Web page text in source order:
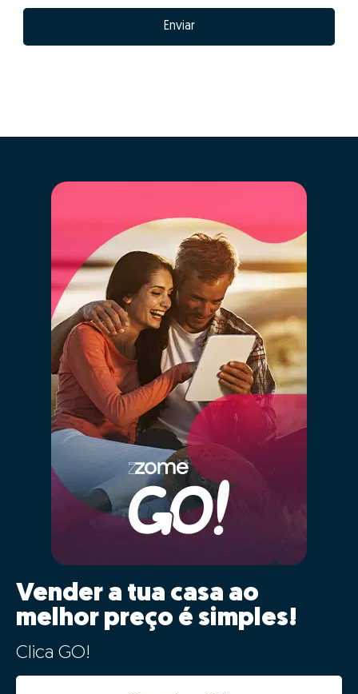
Enviar
Vender a tua casa ao
melhor preço é simples!
Clica GO!